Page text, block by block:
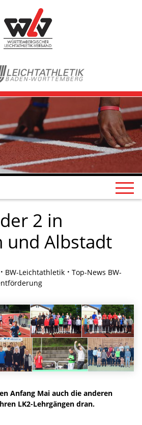
2 in
und Albstadt
BW-Leichtathletik
Top-News BW-
Anfang Mai auch die anderen
LK2-Lehrgängen dran.